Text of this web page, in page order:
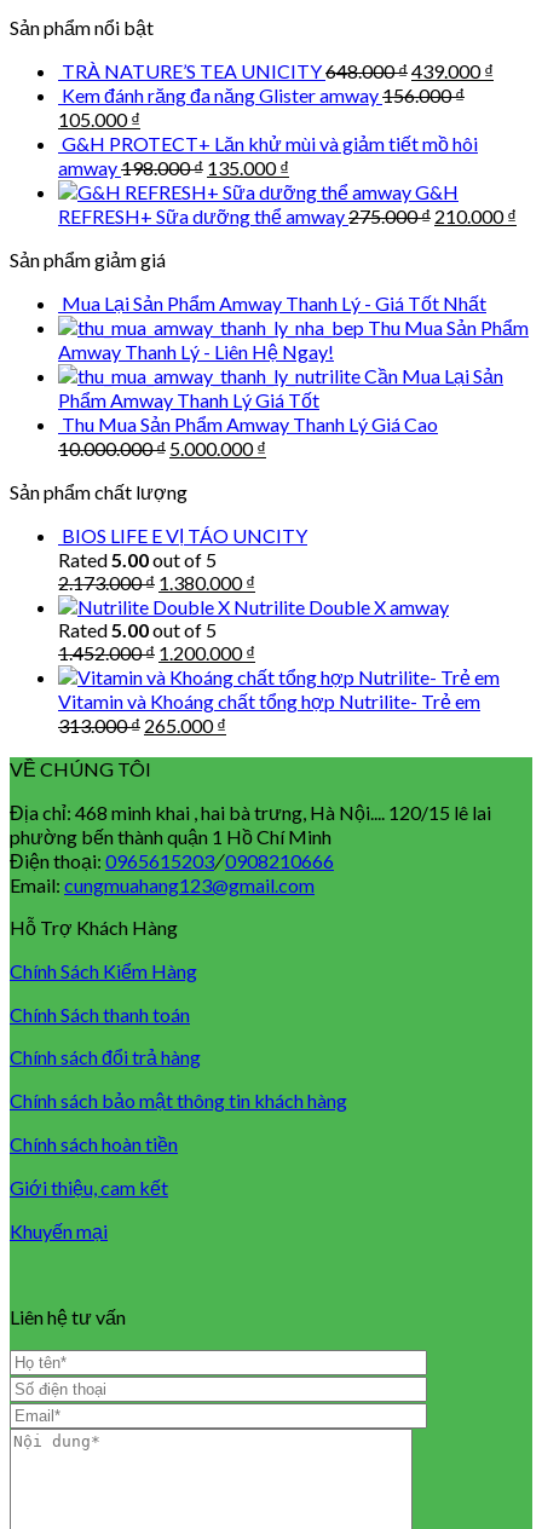
Sản phẩm nổi bật
TRÀ NATURE’S TEA UNICITY648.000₫Original
price
648.000 ₫.
439.000₫
Kem đánh răng đa năng Glister amway156.000₫
Original
price
was:
156.000 ₫.
105.000₫
price
is:
105.000 ₫.
G&H PROTECT+ Lăn khử mùi và giảm tiết mồ hôi
amway198.000₫ Original
price
was:
198.000 ₫.
135.000₫
price
is:
135.000 ₫.
G&H
REFRESH+ Sữa dưỡng thể amway275.000₫ Original
210.000₫
Sản phẩm giảm giá
Mua Lại Sản Phẩm Amway Thanh Lý - Giá Tốt Nhất
Thu Mua Sản Phẩm
Amway Thanh Lý - Liên Hệ Ngay!
Cần Mua Lại Sản
Phẩm Amway Thanh Lý Giá Tốt
Thu Mua Sản Phẩm Amway Thanh Lý Giá Cao
10.000.000₫ Original
was:
5.000.000₫
Sản phẩm chất lượng
BIOS LIFE E VỊ TÁO UNCITY
Rated5.00out of 5
2.173.000₫ Original
price
was:
2.173.000 ₫.
1.380.000₫
price
Nutrilite Double X amway
Rated5.00out of 5
1.452.000₫ Original
price
was:
1.452.000 ₫.
1.200.000₫
price
is:
1.200.000 ₫.
Vitamin và Khoáng chất tổng hợp Nutrilite- Trẻ em
313.000₫ Original
was:
265.000₫
VỀ CHÚNG TÔI
Địa chỉ: 468 minh khai , hai bà trưng, Hà Nội.... 120/15 lê lai
phường bến thành quận 1 Hồ Chí Minh
Điện thoại: 0965615203/0908210666
Email: cungmuahang123@gmail.com
Hỗ Trợ Khách Hàng
Chính Sách Kiểm Hàng
Chính Sách thanh toán
Chính sách đổi trả hàng
Chính sách bảo mật thông tin khách hàng
Chính sách hoàn tiền
Giới thiệu, cam kết
Khuyến mại
Liên hệ tư vấn